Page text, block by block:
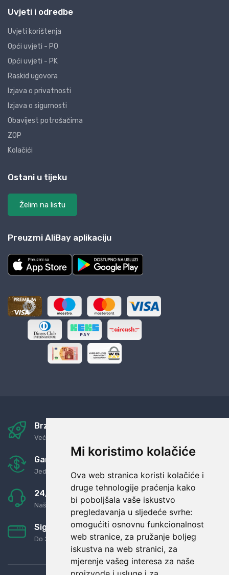
Mi koristimo kolačiće
Ova web stranica koristi kolačiće i
druge tehnologije praćenja kako
bi poboljšala vaše iskustvo
pregledavanja u sljedeće svrhe:
omogućiti osnovnu funkcionalnost
web stranice, za pružanje boljeg
iskustva na web stranici, za
mjerenje vašeg interesa za naše
Uvjeti i odredbe
Uvjeti korištenja
Opći uvjeti - PO
Opći uvjeti - PK
Raskid ugovora
Izjava o privatnosti
Izjava o sigurnosti
Obavijest potrošačima
ZOP
Kolačići
Ostani u tijeku
Želim na listu
Preuzmi AliBay aplikaciju
Brza i sigurna dostava
Već za nekoliko dana kod vas
Garancija u povrat novaca
Jednostavno pravilo: Roba za novac
24/7 odlična podrška
Naši agenti uvijek na raspolaganju
Sigurno obročno plaćanje
Do 24 rata bez kamata